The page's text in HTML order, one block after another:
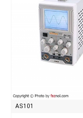
AS101